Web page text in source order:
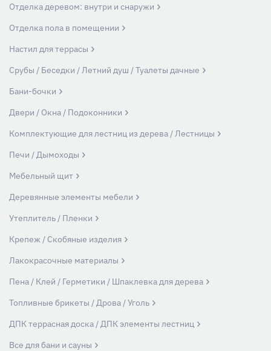
Отделка деревом: внутри и снаружи
Отделка пола в помещении
Настил для террасы
Срубы / Беседки / Летний душ / Туалеты дачные
Бани-бочки
Двери / Окна / Подоконники
Комплектующие для лестниц из дерева / Лестницы
Печи / Дымоходы
Мебельный щит
Деревянные элементы мебели
Утеплитель / Пленки
Крепеж / Скобяные изделия
Лакокрасочные материалы
Пена / Клей / Герметики / Шпаклевка для дерева
Топливные брикеты / Дрова / Уголь
ДПК террасная доска / ДПК элементы лестниц
Все для бани и сауны